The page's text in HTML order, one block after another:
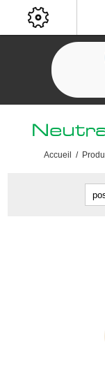
Accueil /